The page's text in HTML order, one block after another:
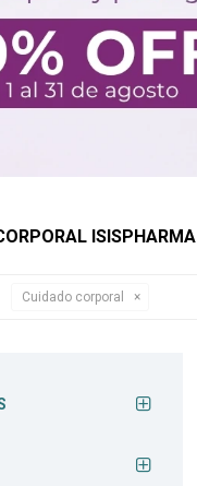
ISISPHARMA
Cuidado corporal